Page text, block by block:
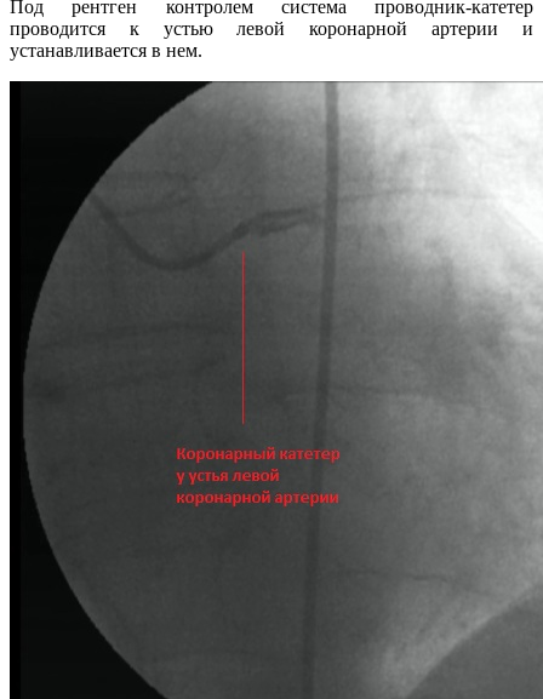
Под рентген контролем система проводник-катетер
проводится к устью левой коронарной артерии и
устанавливается в нем.